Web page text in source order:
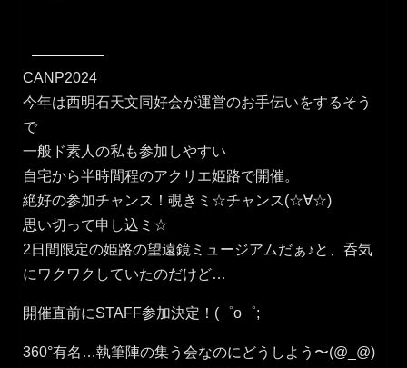
CANP2024
今年は西明石天文同好会が運営のお手伝いをするそう
で
一般ド素人の私も参加しやすい
自宅から半時間程のアクリエ姫路で開催。
絶好の参加チャンス！覗きミ☆チャンス(⁠☆⁠∀☆⁠)
思い切って申し込ミ☆
2日間限定の姫路の望遠鏡ミュージアムだぁ♪と、呑気
にワクワクしていたのだけど…
開催直前にSTAFF参加決定！(⁠゜⁠o⁠゜⁠;
360°有名…執筆陣の集う会なのにどうしよう〜(⁠@⁠_⁠@⁠)